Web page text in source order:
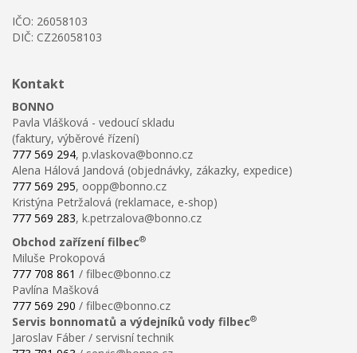
IČO: 26058103
DIČ: CZ26058103
Kontakt
BONNO
Pavla Vlášková - vedoucí skladu
(faktury, výběrové řízení)
777 569 294, p.vlaskova@bonno.cz
Alena Hálová Jandová (objednávky, zákazky, expedice)
777 569 295, oopp@bonno.cz
Kristýna Petržalová (reklamace, e-shop)
777 569 283, k.petrzalova@bonno.cz
Obchod zařízení filbec®
Miluše Prokopová
777 708 861 / filbec@bonno.cz
Pavlína Mašková
777 569 290 / filbec@bonno.cz
Servis bonnomatů a výdejníků vody filbec®
Jaroslav Fáber / servisní technik